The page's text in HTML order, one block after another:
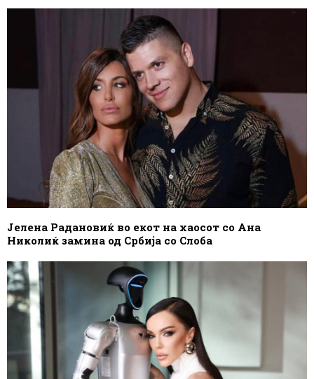
Јелена Радановиќ во екот на хаосот со Ана
Николиќ замина од Србија со Слоба